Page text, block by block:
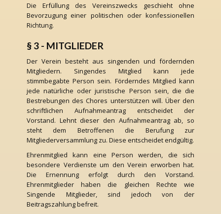
Die Erfüllung des Vereinszwecks geschieht ohne
Bevorzugung einer politischen oder konfessionellen
Richtung.
§ 3 - MITGLIEDER
Der Verein besteht aus singenden und fördernden
Mitgliedern. Singendes Mitglied kann jede
stimmbegabte Person sein. Förderndes Mitglied kann
jede natürliche oder juristische Person sein, die die
Bestrebungen des Chores unterstützen will. Über den
schriftlichen Aufnahmeantrag entscheidet der
Vorstand. Lehnt dieser den Aufnahmeantrag ab, so
steht dem Betroffenen die Berufung zur
Mitgliederversammlung zu. Diese entscheidet endgültig.
Ehrenmitglied kann eine Person werden, die sich
besondere Verdienste um den Verein erworben hat.
Die Ernennung erfolgt durch den Vorstand.
Ehrenmitglieder haben die gleichen Rechte wie
Singende Mitglieder, sind jedoch von der
Beitragszahlung befreit.